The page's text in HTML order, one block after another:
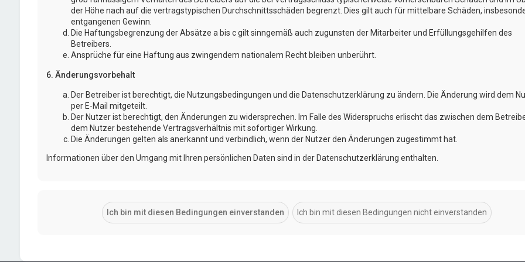
der Höhe nach auf die vertragstypischen Durchschnittsschäden begrenzt. Dies gilt auch für mittelbare Schäden,
entgangenen Gewinn.
Die Haftungsbegrenzung der Absätze a bis c gilt sinngemäß auch zugunsten der Mitarbeiter und Erfüllungsgehilfen des
Betreibers.
Ansprüche für eine Haftung aus zwingendem nationalem Recht bleiben unberührt.
6. Änderungsvorbehalt
Der Betreiber ist berechtigt, die Nutzungsbedingungen und die Datenschutzerklärung zu ändern. Die Änderung wird dem
per E-Mail mitgeteilt.
Der Nutzer ist berechtigt, den Änderungen zu widersprechen. Im Falle des Widerspruchs erlischt das zwischen dem
dem Nutzer bestehende Vertragsverhältnis mit sofortiger Wirkung.
Die Änderungen gelten als anerkannt und verbindlich, wenn der Nutzer den Änderungen zugestimmt hat.
Informationen über den Umgang mit Ihren persönlichen Daten sind in der Datenschutzerklärung enthalten.